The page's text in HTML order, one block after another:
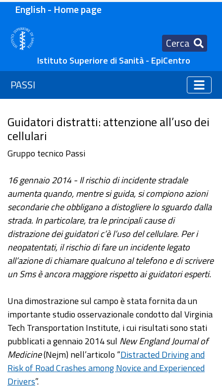
English - Home page
Cerca
Istituto Superiore di Sanità - EpiCentro
PASSI
Guidatori distratti: attenzione all’uso dei
cellulari
Gruppo tecnico Passi
16 gennaio 2014 - Il rischio di incidente stradale
aumenta quando, mentre si guida, si compiono azioni
secondarie che obbligano a distogliere lo sguardo dalla
strada. In particolare, tra le principali cause di
distrazione dei guidatori c’è l’uso del cellulare. Per i
neopatentati, il rischio di fare un incidente legato
all’azione di chiamare qualcuno al telefono e di scrivere
un Sms è ancora maggiore rispetto ai guidatori esperti.
Una dimostrazione sul campo è stata fornita da un
importante studio osservazionale condotto dal Virginia
Tech Transportation Institute, i cui risultati sono stati
pubblicati a gennaio 2014 sul New England Journal of
Medicine(Nejm) nell’articolo “Distracted Driving and
Risk of Road Crashes among Novice and Experienced
Drivers”.